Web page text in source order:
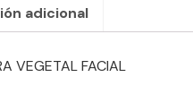
adicional
VEGETAL FACIAL